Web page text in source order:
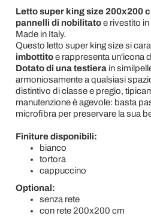
Letto super king size 200x200
pannelli di nobilitatoe rivestito in
Made in Italy.
Questo letto super king size si
imbottitoe rappresenta un'icona
Dotato di una testierain
armoniosamente a qualsiasi
distintivo di classe e pregio,
manutenzione è agevole: basta
microfibra per preservare la sua
Finiture disponibili:
bianco
tortora
cappuccino
Optional:
senza rete
con rete 200x200 cm